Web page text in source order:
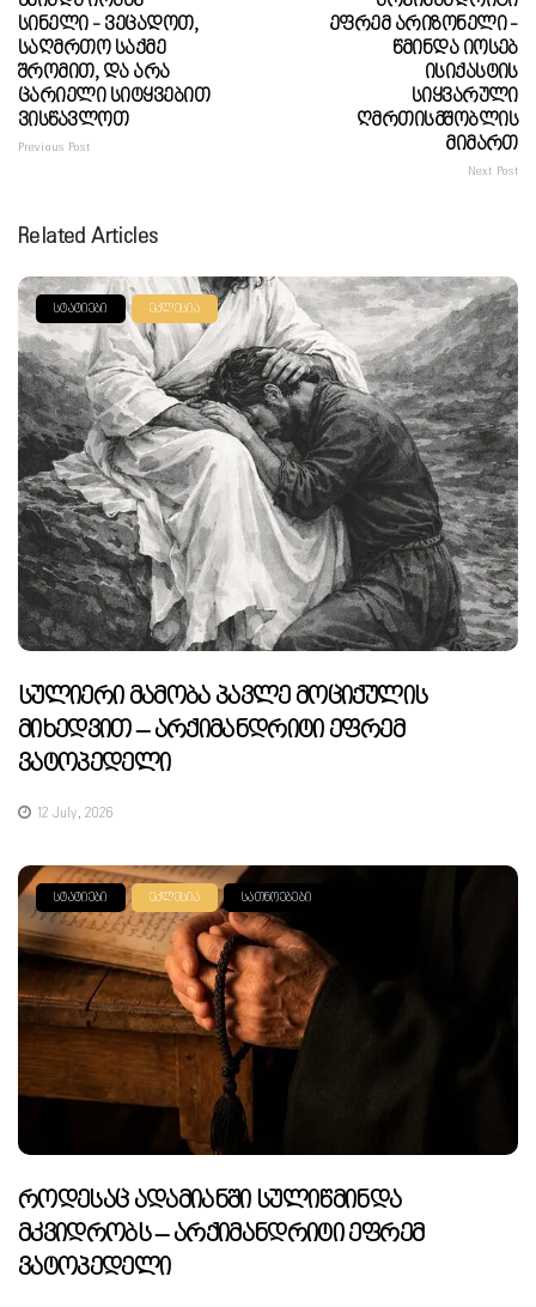
Სინელი - Ვეცადოთ,
Საღმრთო Საქმე
Შრომით, Და Არა
Ცარიელი Სიტყვებით
Ვისწავლოთ
Previous Post
Ეფრემ Არიზონელი -
Წმინდა Იოსებ
Ისიქასტის
Სიყვარული
Ღმრთისმშობლის
Მიმართ
Next Post
Related Articles
ᲡᲢᲐᲢᲘᲔᲑᲘ ᲔᲙᲚᲔᲡᲘᲐ
Სულიერი Მამობა Პავლე Მოციქულის
Მიხედვით – Არქიმანდრიტი Ეფრემ
Ვატოპედელი
12 July, 2026
ᲡᲢᲐᲢᲘᲔᲑᲘ ᲔᲙᲚᲔᲡᲘᲐ ᲡᲐᲗᲜᲝᲔᲑᲔᲑᲘ
Როდესაც Ადამიანში Სულიწმინდა
Მკვიდრობს – Არქიმანდრიტი Ეფრემ
Ვატოპედელი